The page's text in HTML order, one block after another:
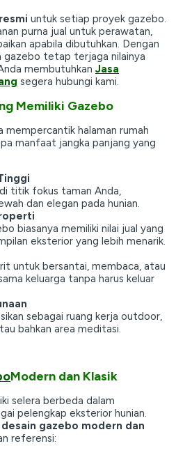
untuk setiap proyek gazebo.
purna jual untuk perawatan,
apabila dibutuhkan. Dengan
gazebo tetap terjaga nilainya
membutuhkan Jasa
segera hubungi kami.
Memiliki Gazebo
mempercantik halaman rumah
manfaat jangka panjang yang
titik fokus taman Anda,
dan elegan pada hunian.
biasanya memiliki nilai jual yang
eksterior yang lebih menarik.
untuk bersantai, membaca, atau
keluarga tanpa harus keluar
sebagai ruang kerja outdoor,
bahkan area meditasi.
Modern dan Klasik
selera berbeda dalam
pelengkap eksterior hunian.
gazebo modern dan
referensi: